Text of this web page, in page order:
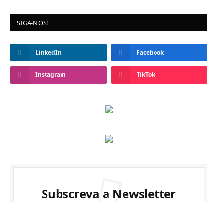
SIGA-NOS!
LinkedIn Facebook
Instagram TikTok
Subscreva a Newsletter